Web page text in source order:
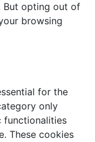
opting out of
browsing
for the
only
functionalities
These cookies